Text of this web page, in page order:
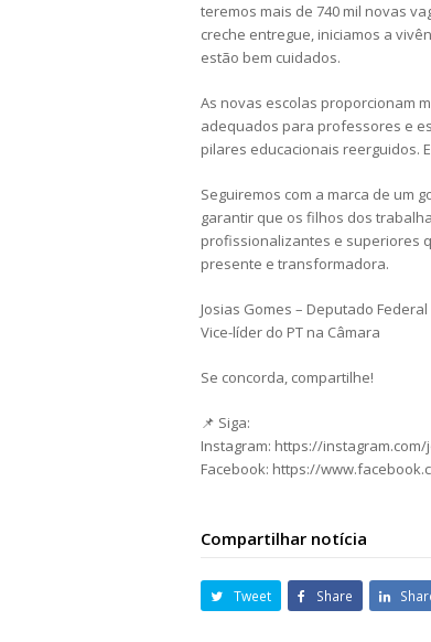
teremos mais de 740 mil novas
creche entregue, iniciamos a
estão bem cuidados.
As novas escolas proporcionam
adequados para professores e
pilares educacionais reerguidos.
Seguiremos com a marca de um
garantir que os filhos dos
profissionalizantes e superiores
presente e transformadora.
Josias Gomes – Deputado
Vice-líder do PT na Câmara
Se concorda, compartilhe!
📌 Siga:
Instagram: https://instagram.com/
Facebook: https://
Compartilhar notícia
Tweet Share